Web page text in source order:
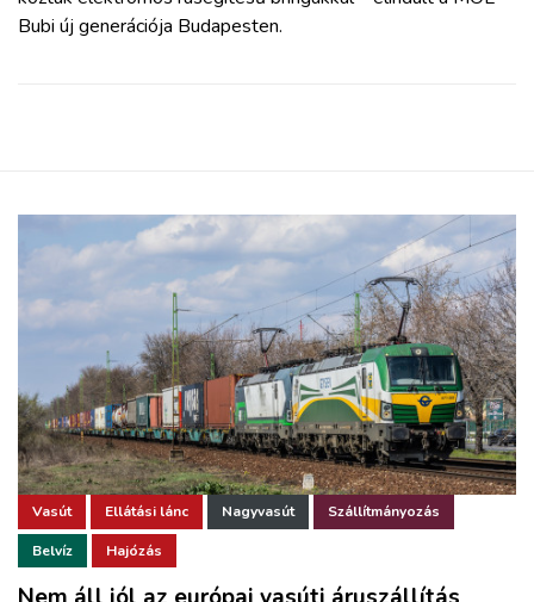
Bubi új generációja Budapesten.
Vasút Ellátási lánc Nagyvasút Szállítmányozás
Belvíz Hajózás